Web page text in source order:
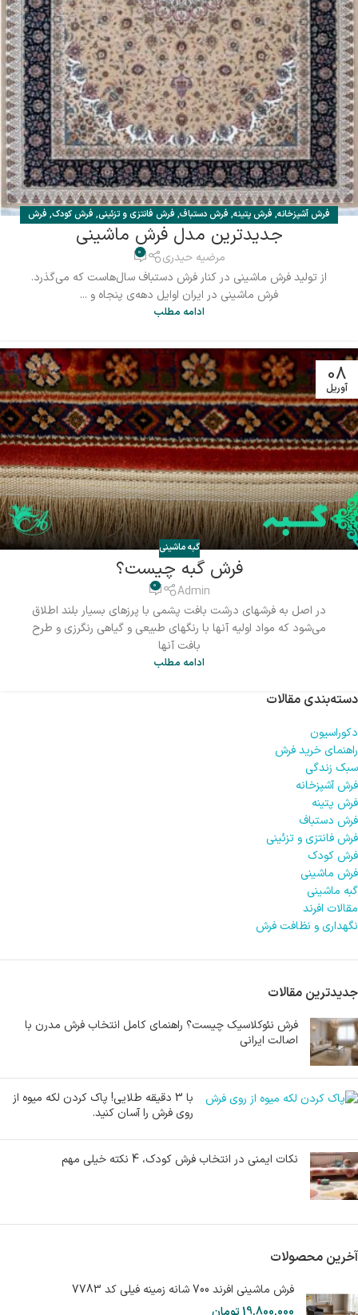
فرش آشپزخانه, فرش پتینه, فرش دستباف, فرش فانتزی و تزئینی, فرش کودک, فرش
ماشینی
گبه ماشینی ,مقالات افرند
جدیدترین مدل فرش ماشینی
مرضیه حیدری 0
از تولید فرش ماشینی در کنار فرش دستباف سال‌هاست که می‌گذرد.
فرش ماشینی در ایران اوایل دهه‌ی پنجاه و ...
ادامه مطلب
08
آوریل
گبه ماشینی
فرش گبه چیست؟
Admin
0
در اصل به فرشهای درشت بافت پشمی با پرزهای بسیار بلند اطلاق
می‌شود که مواد اولیه آنها با رنگهای طبیعی و گیاهی رنگرزی و طرح
بافت آنها
ادامه مطلب
دسته‌بندی مقالات
دکوراسیون
راهنمای خرید فرش
سبک زندگی
فرش آشپزخانه
فرش پتینه
فرش دستباف
فرش فانتزی و تزئینی
فرش کودک
فرش ماشینی
گبه ماشینی
مقالات افرند
نگهداری و نظافت فرش
جدیدترین مقالات
فرش نئوکلاسیک چیست؟ راهنمای کامل انتخاب فرش مدرن با
اصالت ایرانی
با 3 دقیقه طلایی! پاک کردن لکه میوه از
روی فرش را آسان کنید.
نکات ایمنی در انتخاب فرش کودک، 4 نکته خیلی مهم
آخرین محصولات
فرش ماشینی افرند 700 شانه زمینه فیلی کد 7783